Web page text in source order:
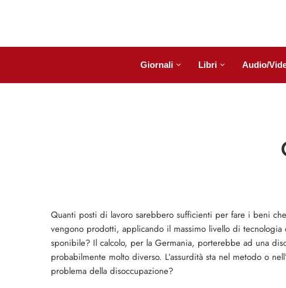
Giornali Libri Audio/
Quanti posti di lavoro sarebbero sufficienti per fare i beni
vengono prodotti, applicando il mas­simo livello di
sponibile? Il calcolo, per la Germania, porterebbe ad una
probabilmente molto diverso. L’assurdità sta nel metodo o
problema della di­soccupazione?